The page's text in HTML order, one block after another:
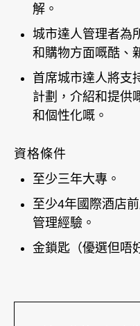
解。
城市達人管理者為
和購物方面嘅酷、
首席城市達人將支
計劃，介紹和提供
和個性化嘅。
資格條件
至少三年大專。
至少4年國際酒店
管理經驗。
金鎖匙（優選但唔